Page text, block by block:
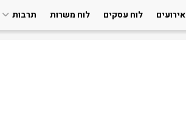
אירועים לוח עסקים לוח משרות תרבות